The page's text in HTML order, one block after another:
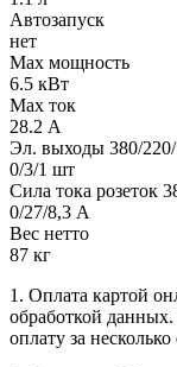
Автозапуск
нет
Max мощность
6.5 кВт
Max ток
28.2 А
Эл. выходы 380/
0/3/1 шт
Сила тока розеток
0/27/8,3 А
Вес нетто
87 кг
1. Оплата картой
обработкой
оплату за несколько